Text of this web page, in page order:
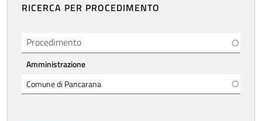
RICERCA PER PROCEDIMENTO
Procedimento
Amministrazione